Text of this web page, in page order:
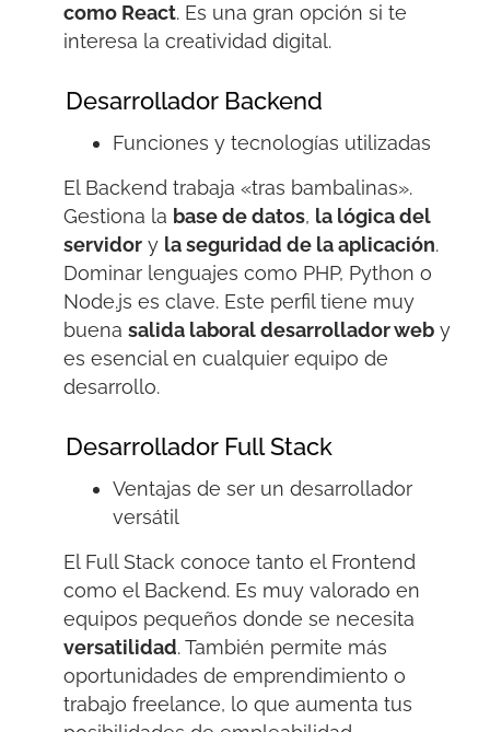
como React. Es una gran opción si te
interesa la creatividad digital.
Desarrollador Backend
Funciones y tecnologías utilizadas
El Backend trabaja «tras bambalinas».
Gestiona la base de datos, la lógica del
servidory la seguridad de la aplicación.
Dominar lenguajes como PHP, Python o
Node.js es clave. Este perfil tiene muy
buena salida laboral desarrollador weby
es esencial en cualquier equipo de
desarrollo.
Desarrollador Full Stack
Ventajas de ser un desarrollador
versátil
El FullStack conoce tanto el Frontend
como el Backend. Es muy valorado en
equipos pequeños donde se necesita
versatilidad. También permite más
oportunidades de emprendimiento o
trabajo freelance, lo que aumenta tus